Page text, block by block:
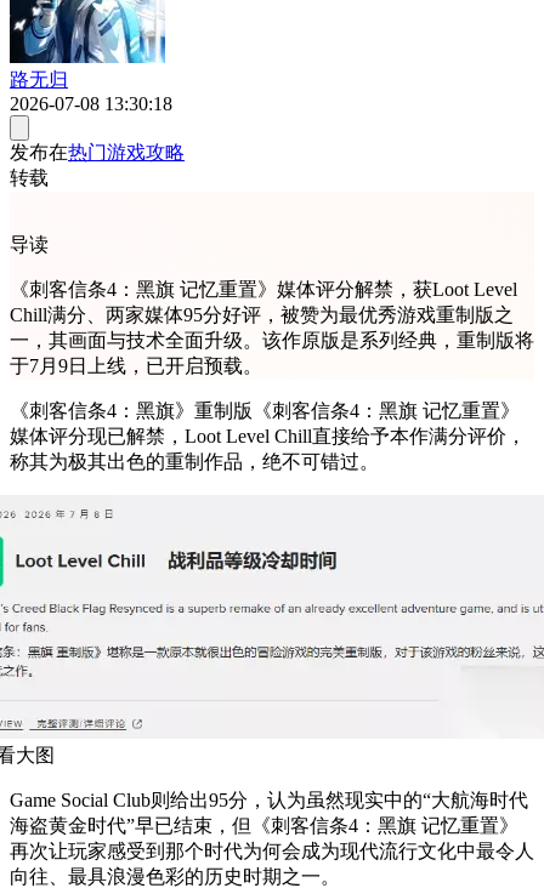
路无归
2026-07-08 13:30:18
发布在热门游戏攻略
转载
导读
《刺客信条4：黑旗 记忆重置》媒体评分解禁，获Loot Level
Chill满分、两家媒体95分好评，被赞为最优秀游戏重制版之
一，其画面与技术全面升级。该作原版是系列经典，重制版将
于7月9日上线，已开启预载。
《刺客信条4：黑旗》重制版《刺客信条4：黑旗 记忆重置》
媒体评分现已解禁，Loot Level Chill直接给予本作满分评价，
称其为极其出色的重制作品，绝不可错过。
大图
Game Social Club则给出95分，认为虽然现实中的“大航海时代
海盗黄金时代”早已结束，但《刺客信条4：黑旗 记忆重置》
再次让玩家感受到那个时代为何会成为现代流行文化中最令人
向往、最具浪漫色彩的历史时期之一。